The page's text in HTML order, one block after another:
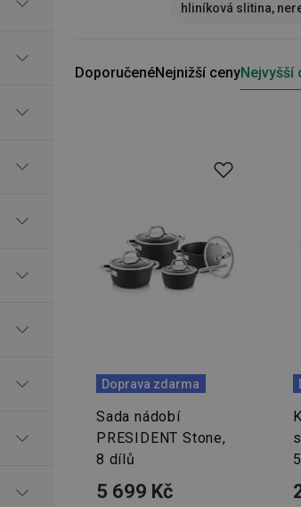
hliníková slitina,
DoporučenéNejnižší cenyNejvyšší
Doprava zdarma
Sada nádobí
PRESIDENT Stone,
8 dílů
5 699 Kč